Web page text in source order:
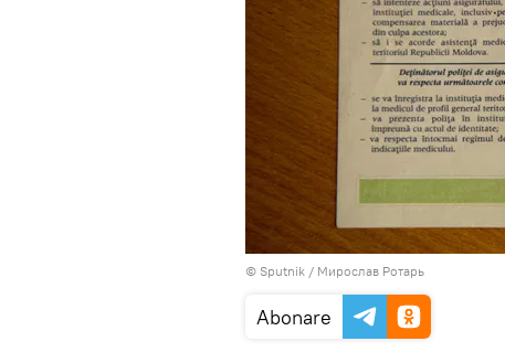
© Sputnik / Мирослав Ротарь
Abonare